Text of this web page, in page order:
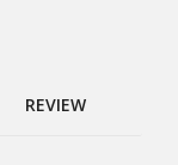
REVIEW